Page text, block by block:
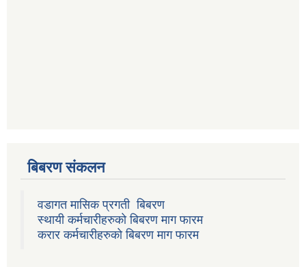
बिबरण संकलन
वडागत मासिक प्रगती बिबरण
स्थायी कर्मचारीहरुको बिबरण माग फारम
करार कर्मचारीहरुको बिबरण माग फारम